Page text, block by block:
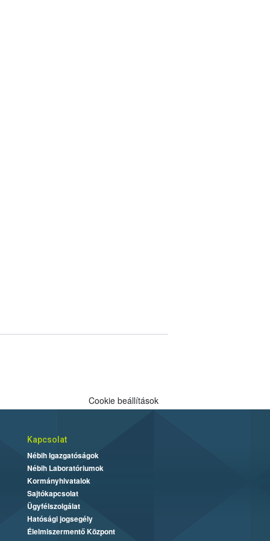
Cookie beállítások
Kapcsolat
Nébih Igazgatóságok
Nébih Laboratóriumok
Kormányhivatalok
Sajtókapcsolat
Ügyfélszolgálat
Hatósági jogsegély
Élelmiszermentő Központ